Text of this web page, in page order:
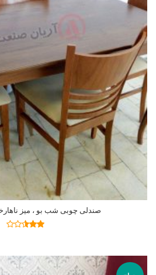
صندلی چوبی شب بو ، میز
اطلاعات بیشتر